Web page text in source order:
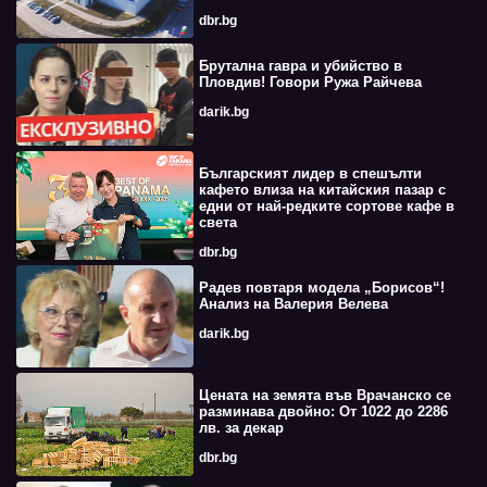
dbr.bg
Брутална гавра и убийство в
Пловдив! Говори Ружа Райчева
darik.bg
Българският лидер в спешълти
кафето влиза на китайския пазар с
едни от най-редките сортове кафе в
света
dbr.bg
Радев повтаря модела „Борисов“!
Анализ на Валерия Велева
darik.bg
Цената на земята във Врачанско се
разминава двойно: От 1022 до 2286
лв. за декар
dbr.bg